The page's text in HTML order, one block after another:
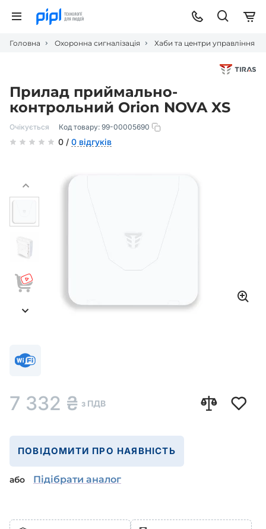
Головна Охоронна сигналізація Хаби та центри управління
Прилад приймально-
контрольний Оrion NOVA XS
Очікується Код товару: 99-00005690
0 / 0 відгуків
7 332 ₴ з ПДВ
ПОВІДОМИТИ ПРО НАЯВНІСТЬ
або Підібрати аналог